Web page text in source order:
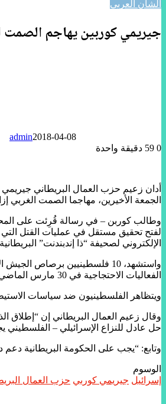
الشأن العربي
جيريمي كوربين يهاجم الصمت
admin2018-04-08
0
دقيقة واحدة
الجمعة الأخيرين، مهاجما الصمت الغربي
وطالب كوربن – في رسالة قُرِئت على
لفتح تحقيق مستقل في عمليات القتل التي
الإلكتروني لصحيفة “ذا إندبندنت”
واستشهد، 10 فلسطينيين
الفعاليات الاحتجاجية في 30 مارس الماضي، 28 شهيدا إلى جانب مئات الجرحى.
ويتظاهر الفلسطينيون ضد سياسات
وقال زعيم العمال البريطاني إن “إطلاق
حل عادل للنزاع الإسرائيلي – الفلسطيني
وتابع: “يجب على الحكومة البريطانية
الوسوم
إسرائيل جيريمي كوربي حزب العمال